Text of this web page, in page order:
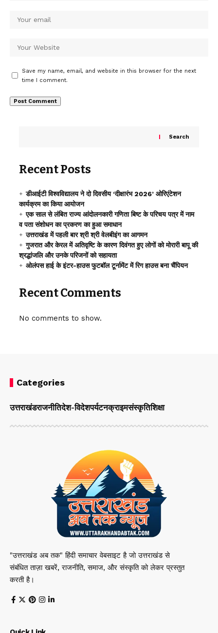
Save my name, email, and website in this browser for the next
time I comment.
Search
Recent Posts
डीआईटी विश्वविद्यालय ने दो दिवसीय ‘दीक्षारंभ 2026’ ओरिएंटेशन
कार्यक्रम का किया आयोजन
एक साल से लंबित राज्य आंदोलनकारी गणिता बिष्ट के परिचय पत्र में नाम
व पता संशोधन का प्रकरण का हुआ समाधान
उत्तराखंड में पहली बार श्री श्री वेलबीइंग का आगमन
गुजरात और केरल में अतिवृष्टि के कारण दिवंगत हुए लोगों को मोरारी बापू की
श्रद्धांजलि और उनके परिजनों को सहायता
ओलंपस हाई के इंटर-हाउस फुटबॉल टूर्नामेंट में रिग हाउस बना चैंपियन
Recent Comments
No comments to show.
Categories
उत्तराखंडराजनीतिदेश-विदेशपर्यटनक्राइमसंस्कृतिशिक्षा
"उत्तराखंड अब तक" हिंदी समाचार वेबसाइट है जो उत्तराखंड से
संबंधित ताज़ा खबरें, राजनीति, समाज, और संस्कृति को लेकर प्रस्तुत
करती है।